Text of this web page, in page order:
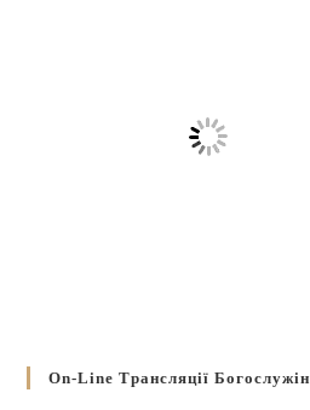
On-Line Трансляції